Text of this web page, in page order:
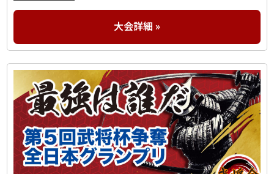
大会詳細 »